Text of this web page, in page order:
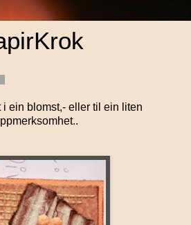
i ein blomst,- eller til ein liten